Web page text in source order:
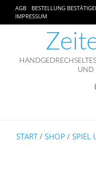
AGB BESTELLUNG
IMPRESSUM
UND
START/ SHOP / SPIEL